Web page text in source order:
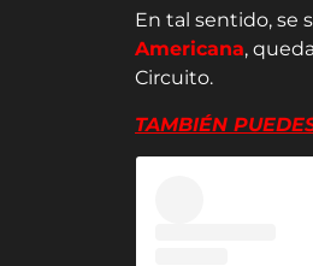
En tal sentido, se
Americana,
Circuito.
TAMBIÉN